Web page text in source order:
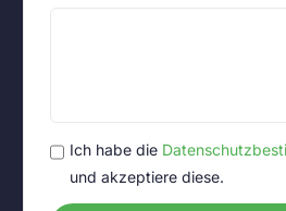
Ich habe die
und akzeptiere diese.